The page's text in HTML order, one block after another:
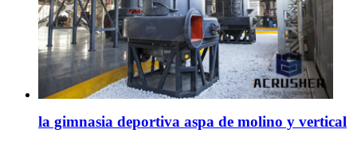
la gimnasia deportiva aspa de molino y vertical